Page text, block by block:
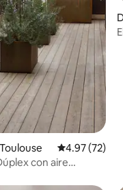
evaluaciones
Calificación
4.97 (72)
con aire